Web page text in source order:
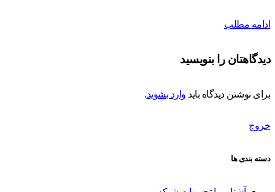
ادامه مطلب
دیدگاهتان را بنویسید
برای نوشتن دیدگاه باید وارد بشوید.
خروج
دسته بندی ها